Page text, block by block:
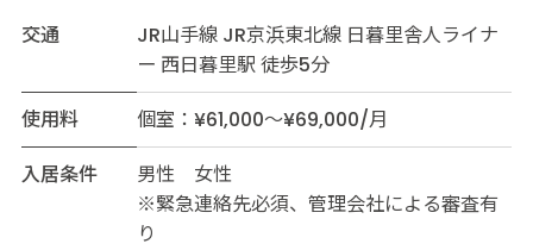
交通
JR山手線 JR京浜東北線 日暮里舎人ライナ
ー 西日暮里駅 徒歩5分
使用料
個室：¥61,000～¥69,000/月
入居条件
男性 女性
※緊急連絡先必須、管理会社による審査有
り